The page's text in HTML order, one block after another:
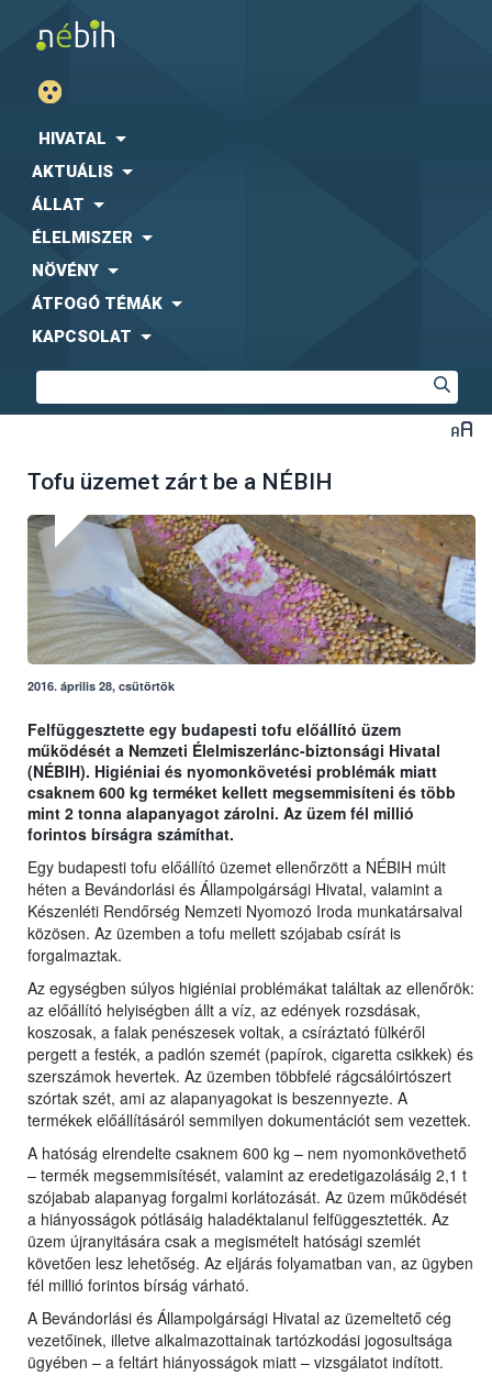
HIVATAL
AKTUÁLIS
ÁLLAT
ÉLELMISZER
NÖVÉNY
ÁTFOGÓ TÉMÁK
KAPCSOLAT
Tofu üzemet zárt be a NÉBIH
2016. április 28, csütörtök
Felfüggesztette egy budapesti tofu előállító üzem
működését a Nemzeti Élelmiszerlánc-biztonsági Hivatal
(NÉBIH). Higiéniai és nyomonkövetési problémák miatt
csaknem 600 kg terméket kellett megsemmisíteni és több
mint 2 tonna alapanyagot zárolni. Az üzem fél millió
forintos bírságra számíthat.
Egy budapesti tofu előállító üzemet ellenőrzött a NÉBIH múlt
héten a Bevándorlási és Állampolgársági Hivatal, valamint a
Készenléti Rendőrség Nemzeti Nyomozó Iroda munkatársaival
közösen. Az üzemben a tofu mellett szójabab csírát is
forgalmaztak.
Az egységben súlyos higiéniai problémákat találtak az ellenőrök:
az előállító helyiségben állt a víz, az edények rozsdásak,
koszosak, a falak penészesek voltak, a csíráztató fülkéről
pergett a festék, a padlón szemét (papírok, cigaretta csikkek) és
szerszámok hevertek. Az üzemben többfelé rágcsálóirtószert
szórtak szét, ami az alapanyagokat is beszennyezte. A
termékek előállításáról semmilyen dokumentációt sem vezettek.
A hatóság elrendelte csaknem 600 kg – nem nyomonkövethető
– termék megsemmisítését, valamint az eredetigazolásáig 2,1 t
szójabab alapanyag forgalmi korlátozását. Az üzem működését
a hiányosságok pótlásáig haladéktalanul felfüggesztették. Az
üzem újranyitására csak a megismételt hatósági szemlét
követően lesz lehetőség. Az eljárás folyamatban van, az ügyben
fél millió forintos bírság várható.
A Bevándorlási és Állampolgársági Hivatal az üzemeltető cég
vezetőinek, illetve alkalmazottainak tartózkodási jogosultsága
ügyében – a feltárt hiányosságok miatt – vizsgálatot indított.